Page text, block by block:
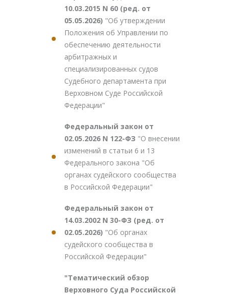
10.03.2015 N 60 (ред. от
05.05.2026) "Об утверждении
Положения об Управлении по
обеспечению деятельности
арбитражных и
специализированных судов
Судебного департамента при
Верховном Суде Российской
Федерации"
Федеральный закон от
02.05.2026 N 122-ФЗ "О внесении
изменений в статьи 6 и 13
Федерального закона "Об
органах судейского сообщества
в Российской Федерации"
Федеральный закон от
14.03.2002 N 30-ФЗ (ред. от
02.05.2026) "Об органах
судейского сообщества в
Российской Федерации"
"Тематический обзор
Верховного Суда Российской